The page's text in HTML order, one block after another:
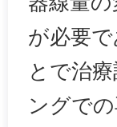
が必要
とで治
ングで